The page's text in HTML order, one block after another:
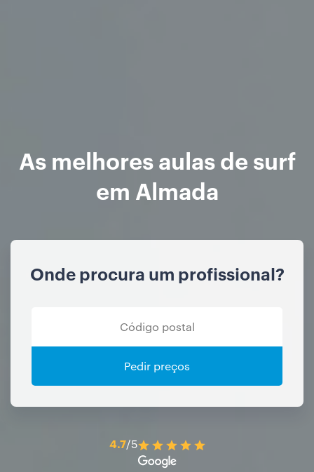
As melhores aulas de surf
em Almada
Onde procura um profissional?
Pedir preços
4.7/5